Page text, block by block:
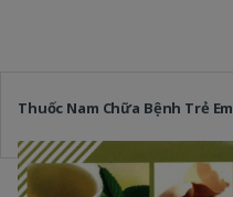
Thuốc Nam Chữa Bệnh Trẻ Em